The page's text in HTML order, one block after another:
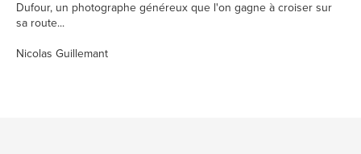
Dufour, un photographe généreux que l'on gagne à croiser sur
sa route...
Nicolas Guillemant